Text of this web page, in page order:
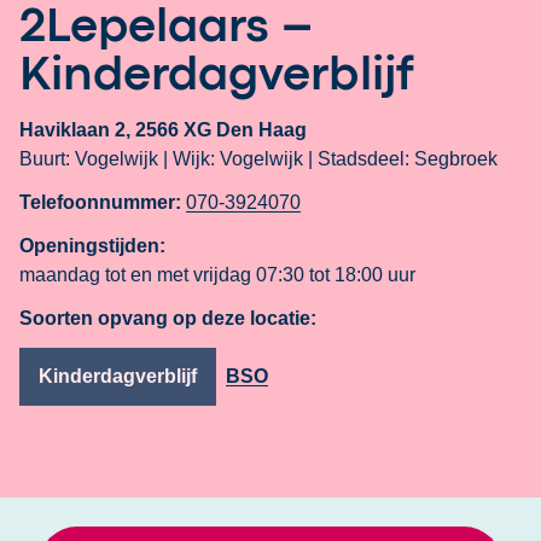
2Lepelaars –
Kinderdagverblijf
Haviklaan 2, 2566 XG Den Haag
Buurt: Vogelwijk | Wijk: Vogelwijk | Stadsdeel: Segbroek
Telefoonnummer: 070-3924070
Openingstijden:
maandag tot en met vrijdag 07:30 tot 18:00 uur
Soorten opvang op deze locatie:
Kinderdagverblijf BSO